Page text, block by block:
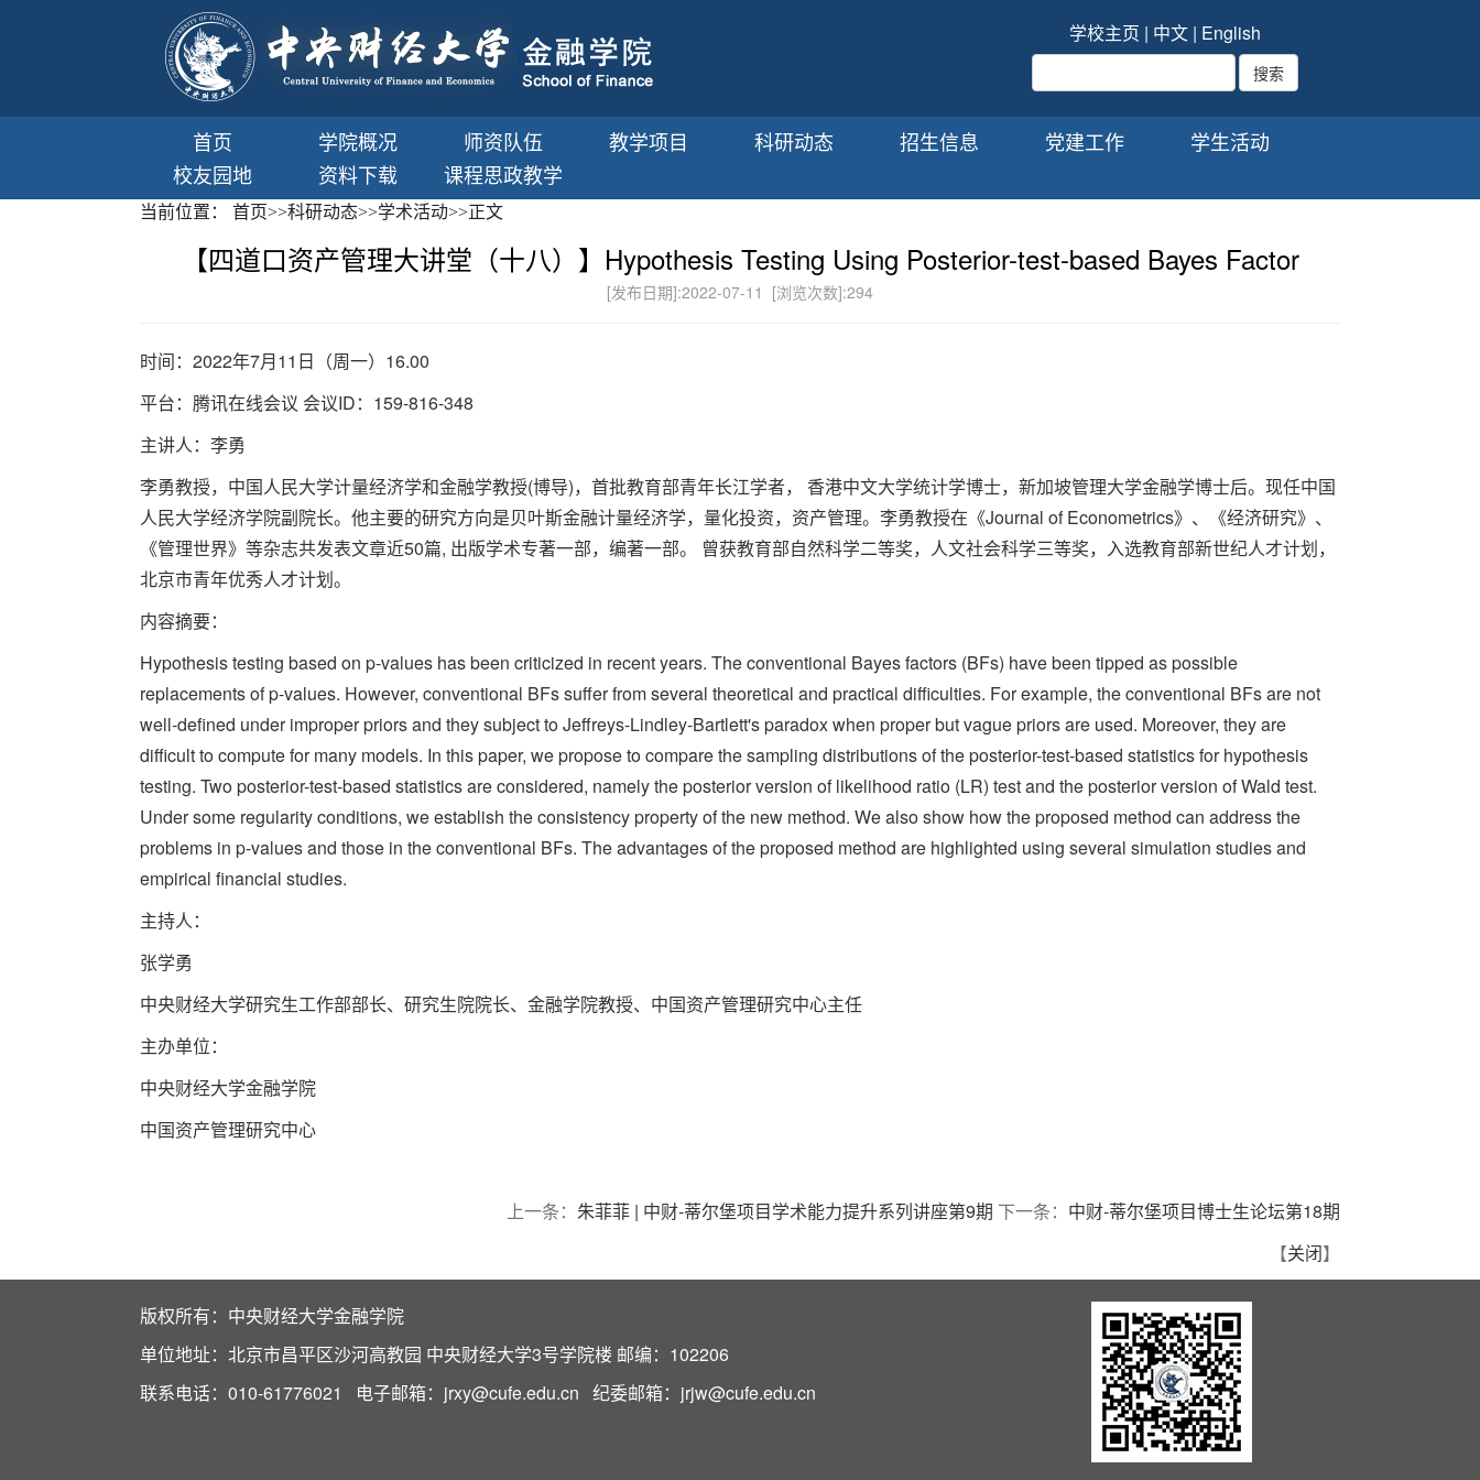
学校主页 | 中文 | English
首页 学院概况 师资队伍 教学项目 科研动态 招生信息 党建工作
学生活动
校友园地
资料下载 课程思政教学
当前位置： 首页>>科研动态>>学术活动>>正文
【四道口资产管理大讲堂（十八）】Hypothesis Testing Using Posterior-test-based Bayes Factor
[发布日期]:2022-07-11 [浏览次数]:294
时间：2022年7月11日（周一）16.00
平台：腾讯在线会议 会议ID：159-816-348
主讲人：李勇
李勇教授，中国人民大学计量经济学和金融学教授(博导)，首批教育部青年长江学者， 香港中文大学统计学博士，新加坡管理大学金融学博士后。现任中国
人民大学经济学院副院长。他主要的研究方向是贝叶斯金融计量经济学，量化投资，资产管理。李勇教授在《Journal of Econometrics》、《经济研究》、
《管理世界》等杂志共发表文章近50篇, 出版学术专著一部，编著一部。 曾获教育部自然科学二等奖，人文社会科学三等奖，入选教育部新世纪人才计划，
北京市青年优秀人才计划。
内容摘要：
Hypothesis testing based on p-values has been criticized in recent years. The conventional Bayes factors (BFs) have been tipped as possible
replacements of p-values. However, conventional BFs suffer from several theoretical and practical difficulties. For example, the conventional BFs are not
well-defined under improper priors and they subject to Jeffreys-Lindley-Bartlett's paradox when proper but vague priors are used. Moreover, they are
difficult to compute for many models. In this paper, we propose to compare the sampling distributions of the posterior-test-based statistics for hypothesis
testing. Two posterior-test-based statistics are considered, namely the posterior version of likelihood ratio (LR) test and the posterior version of Wald test.
Under some regularity conditions, we establish the consistency property of the new method. We also show how the proposed method can address the
problems in p-values and those in the conventional BFs. The advantages of the proposed method are highlighted using several simulation studies and
empirical financial studies.
主持人：
张学勇
中央财经大学研究生工作部部长、研究生院院长、金融学院教授、中国资产管理研究中心主任
主办单位：
中央财经大学金融学院
中国资产管理研究中心
上一条： 朱菲菲 | 中财-蒂尔堡项目学术能力提升系列讲座第9期 下一条： 中财-蒂尔堡项目博士生论坛第18期
【关闭】
版权所有：中央财经大学金融学院
单位地址：北京市昌平区沙河高教园 中央财经大学3号学院楼 邮编：102206
联系电话：010-61776021 电子邮箱：jrxy@cufe.edu.cn 纪委邮箱：jrjw@cufe.edu.cn